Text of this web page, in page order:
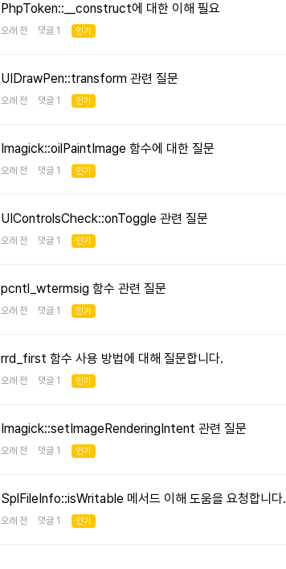
PhpToken::__construct에 대한 이해 필요
오래 전 댓글 1 인기
UIDrawPen::transform 관련 질문
오래 전 댓글 1 인기
Imagick::oilPaintImage 함수에 대한 질문
오래 전 댓글 1 인기
UIControlsCheck::onToggle 관련 질문
오래 전 댓글 1 인기
pcntl_wtermsig 함수 관련 질문
오래 전 댓글 1 인기
rrd_first 함수 사용 방법에 대해 질문합니다.
오래 전 댓글 1 인기
Imagick::setImageRenderingIntent 관련 질문
오래 전 댓글 1 인기
SplFileInfo::isWritable 메서드 이해 도움을 요청합니다.
오래 전 댓글 1 인기